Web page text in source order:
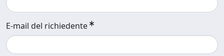
E-mail del richiedente